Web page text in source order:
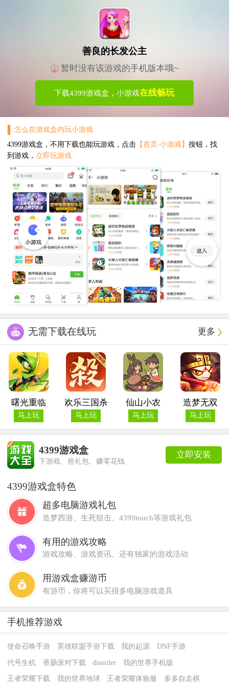
善良的长发公主
暂时没有该游戏的手机版本哦~
下载4399游戏盒，小游戏在线畅玩
怎么在游戏盒内玩小游戏
4399游戏盒，不用下载也能玩游戏，点击【首页-小游戏】 按钮，找
到游戏， 立即玩游戏
更多
无需下载在线玩
曙光重临
马上玩
欢乐三国杀
马上玩
仙山小农
马上玩
造梦无双
马上玩
立即安装
4399游戏盒
下游戏、抢礼包、赚零花钱
4399游戏盒特色
超多电脑游戏礼包
造梦西游、生死狙击、4399touch等游戏礼包
有用的游戏攻略
游戏攻略、游戏资讯、还有独家的游戏活动
用游戏盒赚游币
有游币，你将可以买很多电脑游戏道具
手机推荐游戏
使命召唤手游 英雄联盟手游下载 我的起源 DNF手游
代号生机 香肠派对下载 disorder 我的世界手机版
王者荣耀下载 我的世界地球 王者荣耀体验服 多多自走棋